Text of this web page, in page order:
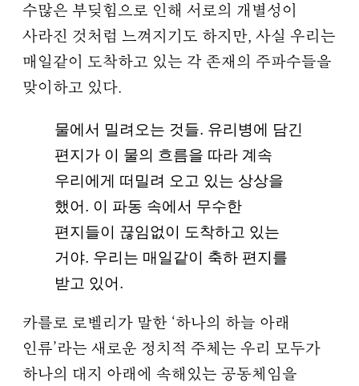
수많은 부딪힘으로 인해 서로의 개별성이
사라진 것처럼 느껴지기도 하지만, 사실 우리는
매일같이 도착하고 있는 각 존재의 주파수들을
맞이하고 있다.
물에서 밀려오는 것들. 유리병에 담긴
편지가 이 물의 흐름을 따라 계속
우리에게 떠밀려 오고 있는 상상을
했어. 이 파동 속에서 무수한
편지들이 끊임없이 도착하고 있는
거야. 우리는 매일같이 축하 편지를
받고 있어.
카를로 로벨리가 말한 ‘하나의 하늘 아래
인류’라는 새로운 정치적 주체는 우리 모두가
하나의 대지 아래에 속해있는 공동체임을